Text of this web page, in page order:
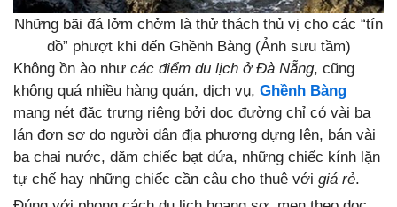
Những bãi đá lởm chởm là thử thách thủ vị cho các “tín
đồ” phượt khi đến Ghềnh Bàng (Ảnh sưu tầm)
Không ồn ào như các điểm du lịch ở Đà Nẵng, cũng
không quá nhiều hàng quán, dịch vụ, Ghềnh Bàng
mang nét đặc trưng riêng bởi dọc đường chỉ có vài ba
lán đơn sơ do người dân địa phương dựng lên, bán vài
ba chai nước, dăm chiếc bạt dứa, những chiếc kính lặn
tự chế hay những chiếc cần câu cho thuê với giá rẻ.